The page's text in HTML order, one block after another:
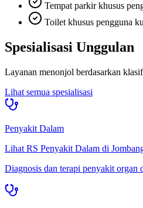
Tempat parkir khusus
Toilet khusus pengguna
Spesialisasi Unggulan
Layanan menonjol berdasarkan
Lihat semua spesialisasi
Penyakit Dalam
Lihat RS Penyakit Dalam di
Diagnosis dan terapi penyakit organ